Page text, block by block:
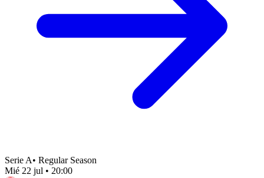
Serie A• Regular Season
Mié 22 jul • 20:00